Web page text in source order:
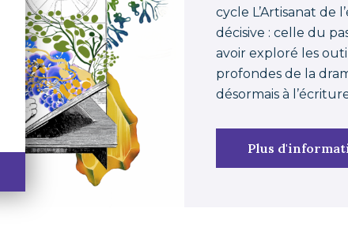
cycle L’Artisanat de
décisive : celle du
avoir exploré les
profondes de la
désormais à
Plus